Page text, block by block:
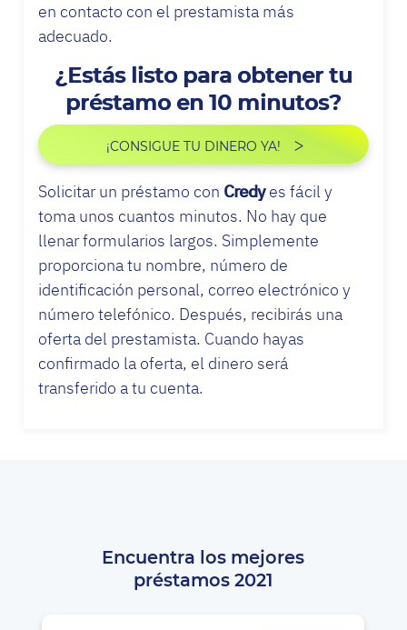
en contacto con el prestamista más
adecuado.
¿Estás listo para obtener tu
préstamo en 10 minutos?
¡CONSIGUE TU DINERO YA!
Solicitar un préstamo con Credyes fácil y
toma unos cuantos minutos. No hay que
llenar formularios largos. Simplemente
proporciona tu nombre, número de
identificación personal, correo electrónico y
número telefónico. Después, recibirás una
oferta del prestamista. Cuando hayas
confirmado la oferta, el dinero será
transferido a tu cuenta.
Encuentra los mejores
préstamos 2021